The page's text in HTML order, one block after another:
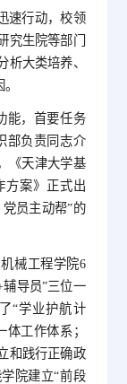
速行动，校领
生院等部门
大类培养、
能，首要任务
部负责同志介
《天津大学基
方案》正式出
员主动帮”的
械工程学院6
导员”三位一
“学业护航计
工作体系；
和践行正确政
院建立“前段